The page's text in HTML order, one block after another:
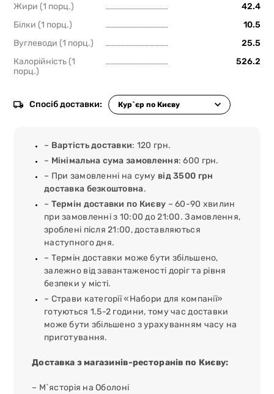
Жири (1 порц.)
42.4
Білки (1 порц.)
10.5
Вуглеводи (1 порц.)
25.5
Калорійність (1
порц.)
526.2
Спосіб доставки:
– Вартість доставки: 120 грн.
– Мінімальна сума замовлення: 600 грн.
– При замовленні на суму від 3500 грн
доставка безкоштовна.
– Термін доставки по Києву – 60-90 хвилин
при замовленні з 10:00 до 21:00. Замовлення,
зроблені після 21:00, доставляються
наступного дня.
– Термін доставки може бути збільшено,
залежно від завантаженості доріг та рівня
безпеки у місті.
– Страви категорії «Набори для компанії»
готуються 1.5-2 години, тому час доставки
може бути збільшено з урахуванням часу на
приготування.
Доставка з магазинів-ресторанів по Києву:
– М`ясторія на Оболоні